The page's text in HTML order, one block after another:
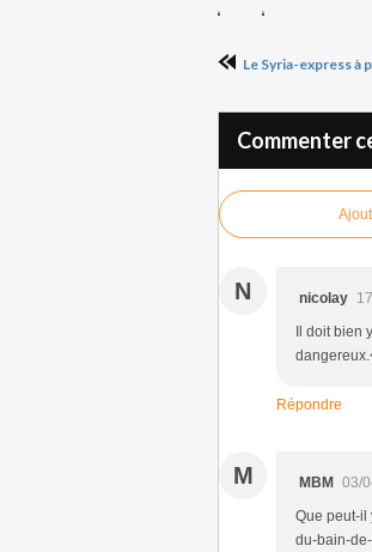
Le Syria-express à
Commenter
N nicolay
Il doit
Répondre
M MBM
03/
Que peut-il
du-bain-